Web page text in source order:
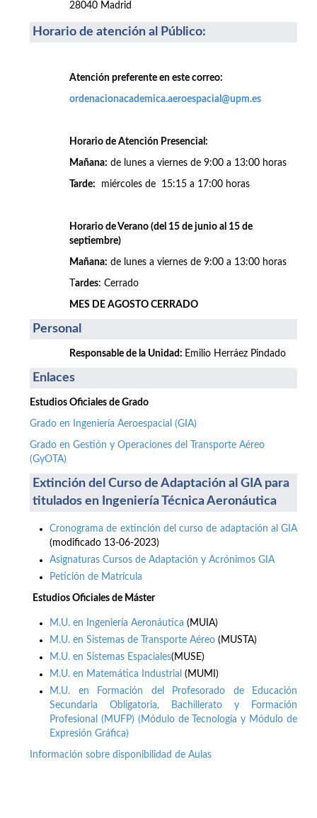
28040 Madrid
Horario de atención al Público:
Atención preferente en este correo:
ordenacionacademica.aeroespacial@upm.es
Horario de Atención Presencial:
Mañana: de lunes a viernes de 9:00 a 13:00 horas
Tarde: miércoles de 15:15 a 17:00 horas
Horario de Verano (del 15 de junio al 15 de
septiembre)
Mañana: de lunes a viernes de 9:00 a 13:00 horas
ardes: Cerrado
MES DE AGOSTO CERRADO
Personal
Responsable de la Unidad: Emilio Herráez Pindado
Enlaces
Estudios Oficiales de Grado
Grado en Ingeniería Aeroespacial (GIA)
Grado en Gestión y Operaciones del Transporte Aéreo
(GyOTA)
Extinción del Curso de Adaptación al GIA para
titulados en Ingeniería Técnica Aeronáutica
Cronograma de extinción del curso de adaptación al GIA
(modificado 13-06-2023)
Asignaturas Cursos de Adaptación y Acrónimos GIA
Petición de Matrícula
Estudios Oficiales de Máster
M.U. en Ingeniería Aeronáutica (MUIA)
M.U. en Sistemas de Transporte Aéreo (MUSTA)
M.U. en Sistemas Espaciales(MUSE)
M.U. en Matemática Industrial (MUMI)
M.U. en Formación del Profesorado de Educación
Secundaria Obligatoria, Bachillerato y Formación
Profesional (MUFP) (Módulo de Tecnología y Módulo de
Expresión Gráfica)
Información sobre disponibilidad de Aulas